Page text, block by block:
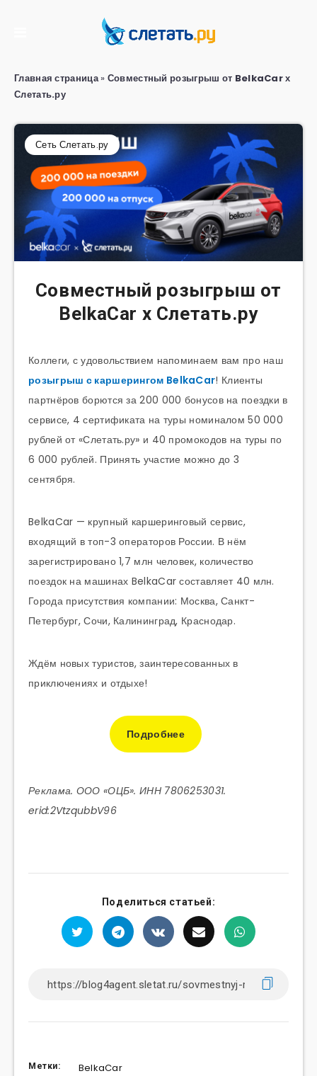
Главная страница» Совместный розыгрыш от BelkaCar х
Слетать.ру
Сеть Слетать.ру
Совместный розыгрыш от
BelkaCar х Слетать.ру
Коллеги, с удовольствием напоминаем вам про наш
розыгрыш с каршерингом BelkaCar! Клиенты
партнёров борются за 200 000 бонусов на поездки в
сервисе, 4 сертификата на туры номиналом 50 000
рублей от «Слетать.ру» и 40 промокодов на туры по
6 000 рублей. Принять участие можно до 3
сентября.
BelkaCar — крупный каршеринговый сервис,
входящий в топ-3 операторов России. В нём
зарегистрировано 1,7 млн человек, количество
поездок на машинах BelkaCar составляет 40 млн.
Города присутствия компании: Москва, Санкт-
Петербург, Сочи, Калининград, Краснодар.
Ждём новых туристов, заинтересованных в
приключениях и отдыхе!
Подробнее
Реклама. ООО «ОЦБ». ИНН 7806253031.
erid:2VtzqubbV96
Поделиться статьей:
Метки: BelkaCar